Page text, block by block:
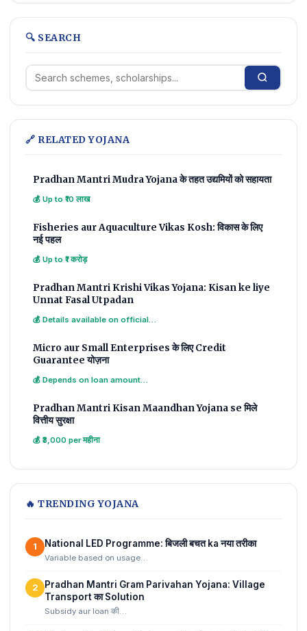
🔍 SEARCH
🔗 RELATED YOJANA
Pradhan Mantri Mudra Yojana के तहत उद्यमियों को सहायता
💰 Up to ₹10 लाख
Fisheries aur Aquaculture Vikas Kosh: विकास के लिए
नई पहल
💰 Up to ₹1 करोड़
Pradhan Mantri Krishi Vikas Yojana: Kisan ke liye
Unnat Fasal Utpadan
💰 Details available on official…
Micro aur Small Enterprises के लिए Credit
Guarantee योज़ना
💰 Depends on loan amount…
Pradhan Mantri Kisan Maandhan Yojana se मिले
वित्तीय सुरक्षा
💰 ₹3,000 per महीना
🔥 TRENDING YOJANA
1 National LED Programme: बिजली बचत ka नया तरीका
Variable based on usage…
2
Pradhan Mantri Gram Parivahan Yojana: Village
Transport का Solution
Subsidy aur loan की…